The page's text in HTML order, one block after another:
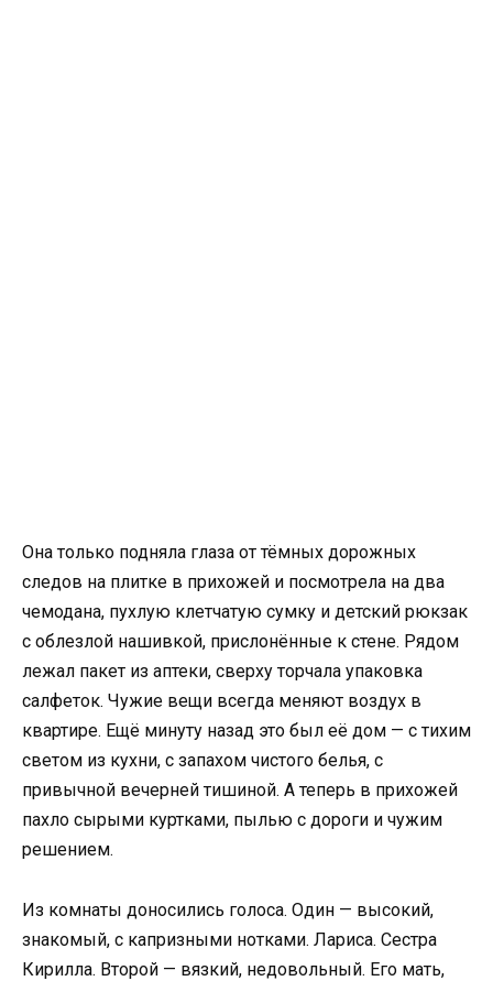
Она только подняла глаза от тёмных дорожных
следов на плитке в прихожей и посмотрела на два
чемодана, пухлую клетчатую сумку и детский рюкзак
с облезлой нашивкой, прислонённые к стене. Рядом
лежал пакет из аптеки, сверху торчала упаковка
салфеток. Чужие вещи всегда меняют воздух в
квартире. Ещё минуту назад это был её дом — с тихим
светом из кухни, с запахом чистого белья, с
привычной вечерней тишиной. А теперь в прихожей
пахло сырыми куртками, пылью с дороги и чужим
решением.
Из комнаты доносились голоса. Один — высокий,
знакомый, с капризными нотками. Лариса. Сестра
Кирилла. Второй — вязкий, недовольный. Его мать,